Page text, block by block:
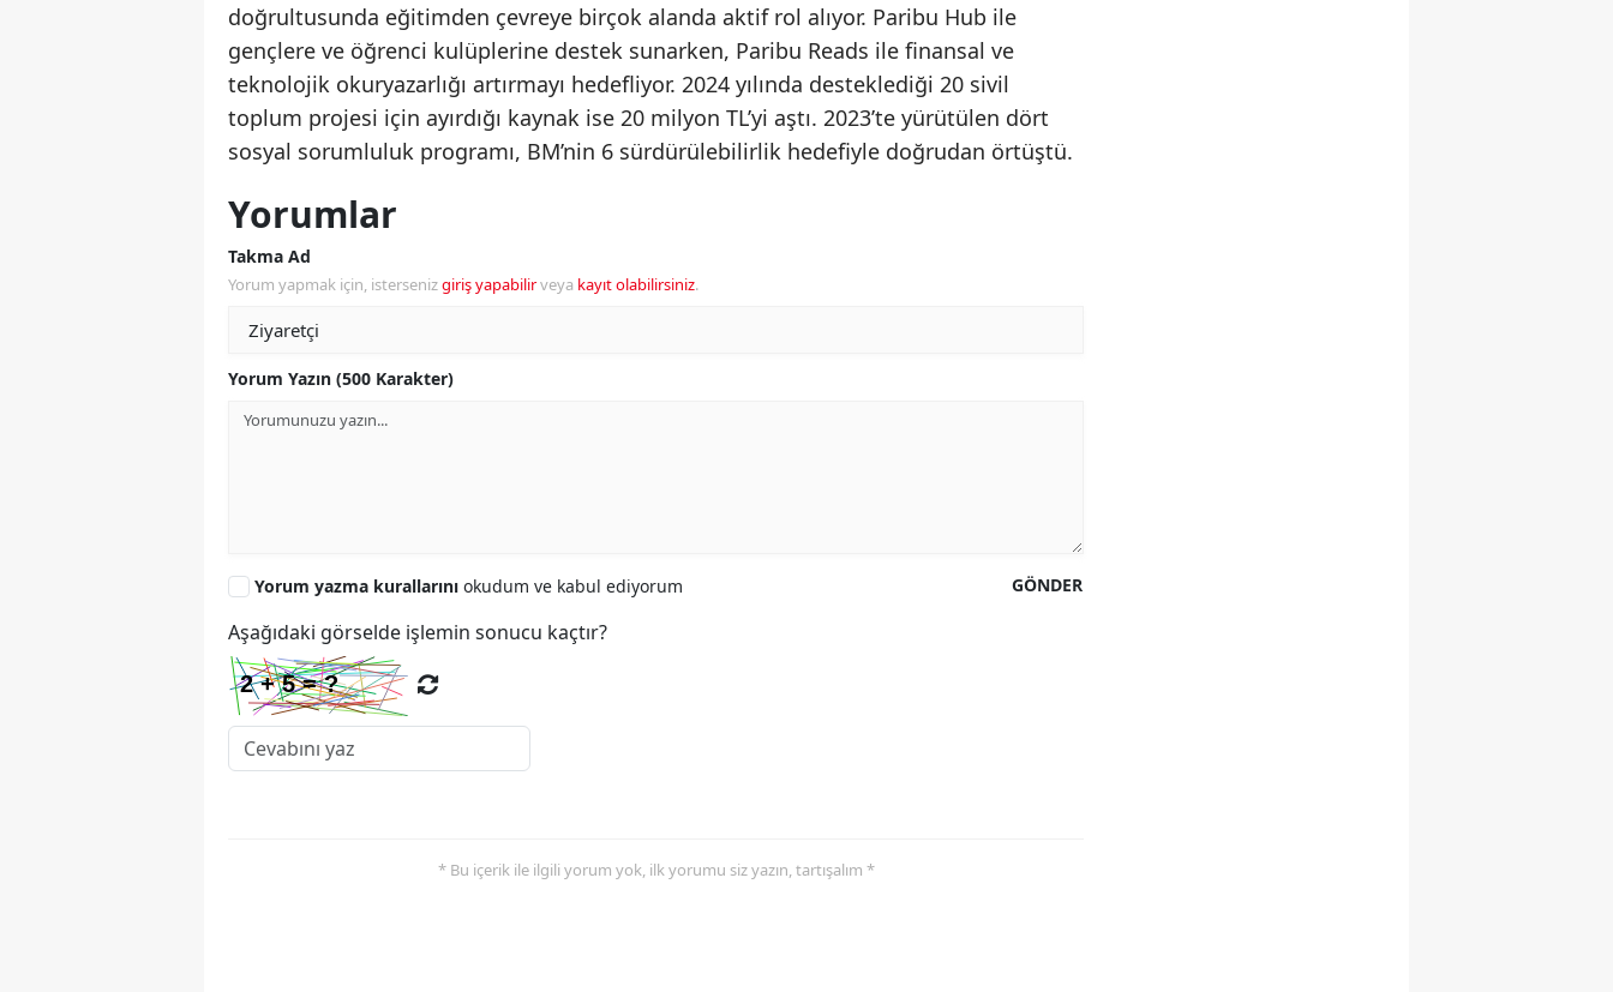
doğrultusunda eğitimden çevreye birçok alanda aktif rol alıyor. Paribu Hub ile
gençlere ve öğrenci kulüplerine destek sunarken, Paribu Reads ile finansal ve
teknolojik okuryazarlığı artırmayı hedefliyor. 2024 yılında desteklediği 20 sivil
toplum projesi için ayırdığı kaynak ise 20 milyon TL’yi aştı. 2023’te yürütülen dört
sosyal sorumluluk programı, BM’nin 6 sürdürülebilirlik hedefiyle doğrudan örtüştü.
Yorumlar
Takma Ad
Yorum yapmak için, istersenizgiriş yapabilirveya kayıt olabilirsiniz.
Yorum Yazın (500 Karakter)
GÖNDER
Yorum yazma kurallarını okudum ve kabul ediyorum
Aşağıdaki görselde işlemin sonucu kaçtır?
* Bu içerik ile ilgili yorum yok, ilk yorumu siz yazın, tartışalım *